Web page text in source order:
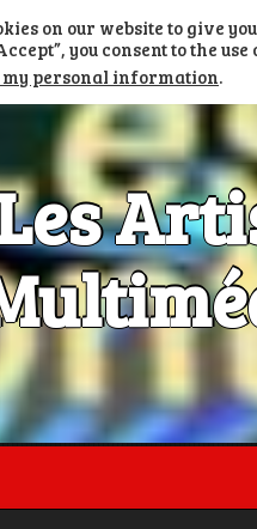
TV LES ARTISTES
on our website to give
you consent to the
my personal information.